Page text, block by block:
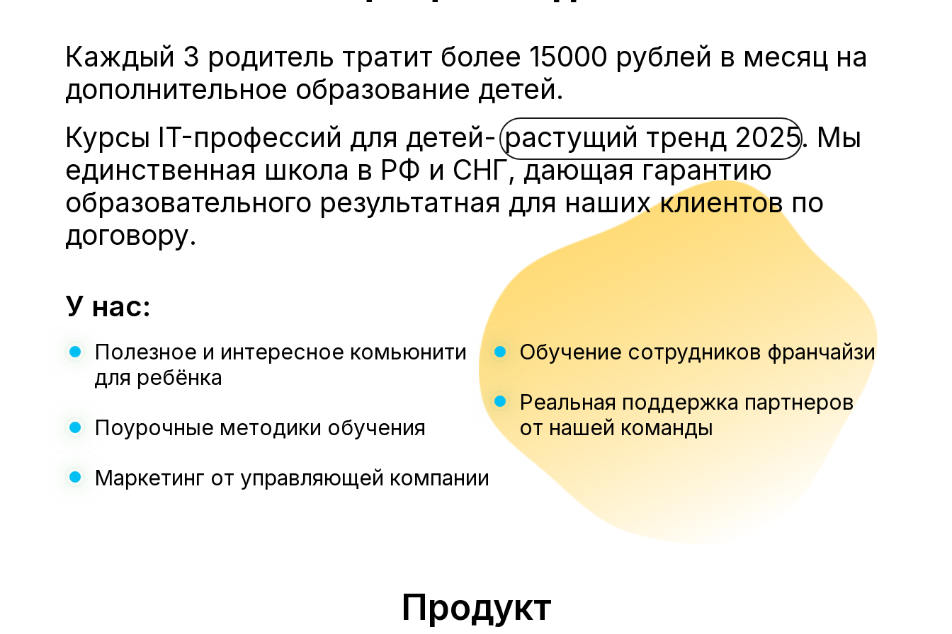
Курсы IT-профессий для детей- растущий тренд 2025. Мы
единственная школа в РФ и СНГ, дающая гарантию
образовательного результатная для наших клиентов по
договору.
У нас:
Полезное и интересное комьюнити
для ребёнка
Обучение сотрудников франчайзи
Поурочные методики обучения
Реальная поддержка партнеров
от нашей команды
Маркетинг от управляющей компании
Каждый 3 родитель тратит более 15000 рублей в месяц на
дополнительное образование детей.
Продукт